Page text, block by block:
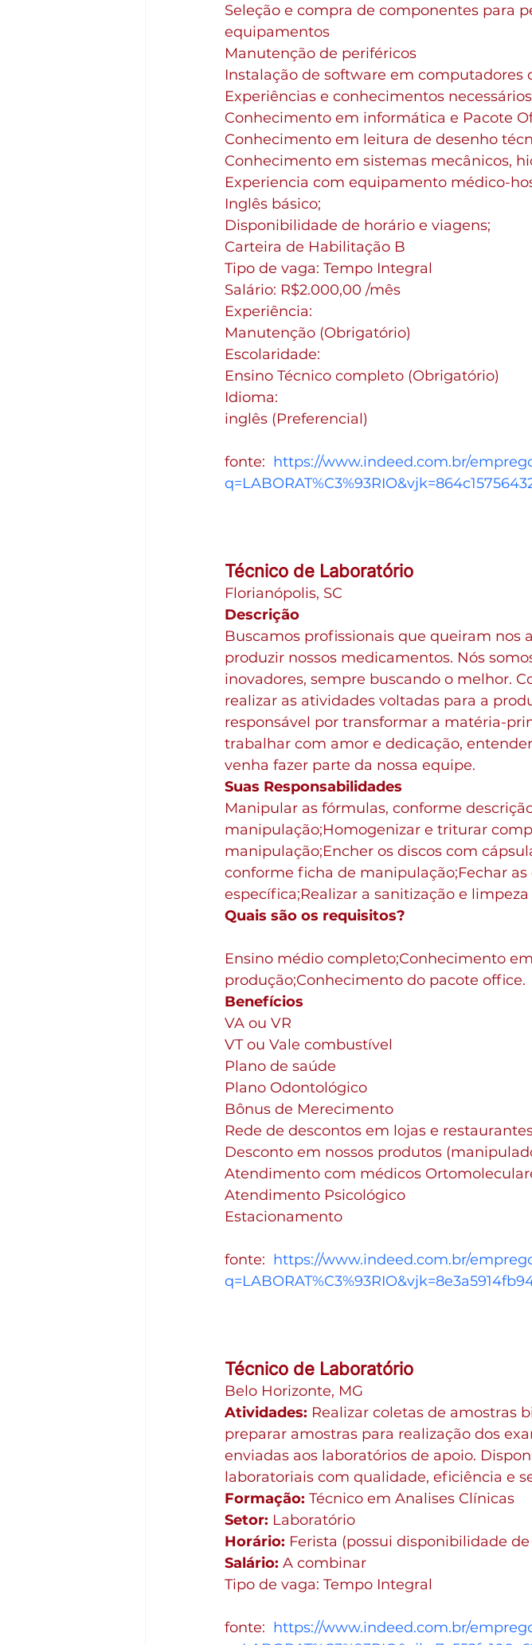
Seleção e compra de componentes para
equipamentos
Manutenção de periféricos
Instalação de software em computadores
Experiências e conhecimentos
Conhecimento em informática e Pacote
Conhecimento em leitura de desenho
Conhecimento em sistemas mecânicos,
Experiencia com equipamento médico-
Inglês básico;
Disponibilidade de horário e viagens;
Carteira de Habilitação B
Tipo de vaga: Tempo Integral
Salário: R$2.000,00 /mês
Experiência:
Manutenção (Obrigatório)
Escolaridade:
Ensino Técnico completo (Obrigatório)
Idioma:
inglês (Preferencial)
fonte: https://www.indeed.com.br/
Técnico de Laboratório
Florianópolis, SC
Descrição
Buscamos profissionais que queiram nos
produzir nossos medicamentos. Nós
inovadores, sempre buscando o melhor.
realizar as atividades voltadas para a
responsável por transformar a matéria-
trabalhar com amor e dedicação,
venha fazer parte da nossa equipe.
Suas Responsabilidades
Manipular as fórmulas, conforme
manipulação;Homogenizar e triturar
manipulação;Encher os discos com
conforme ficha de manipulação;Fechar
específica;Realizar a sanitização e
Quais são os requisitos?
Ensino médio completo;Conhecimento
produção;Conhecimento do pacote office.
Benefícios
VA ou VR
VT ou Vale combustível
Plano de saúde
Plano Odontológico
Bônus de Merecimento
Rede de descontos em lojas e
Desconto em nossos produtos
Atendimento com médicos
Atendimento Psicológico
Estacionamento
fonte: https://www.indeed.com.br/
Técnico de Laboratório
Belo Horizonte, MG
Atividades: Realizar coletas de amostras
preparar amostras para realização dos
enviadas aos laboratórios de apoio.
laboratoriais com qualidade, eficiência e
Formação: Técnico em Analises Clínicas
Setor: Laboratório
Horário: Ferista (possui disponibilidade
Salário: A combinar
Tipo de vaga: Tempo Integral
fonte: https://www.indeed.com.br/